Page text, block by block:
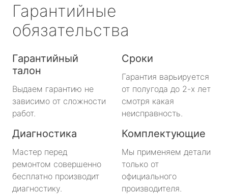
Гарантийные
обязательства
Гарантийный
талон
Выдаем гарантию не
зависимо от сложности
работ.
Сроки
Гарантия варьируется
от полугода до 2-х лет
смотря какая
неисправность.
Диагностика
Мастер перед
ремонтом совершенно
бесплатно производит
диагностику.
Комплектующие
Мы применяем детали
только от
официального
производителя.